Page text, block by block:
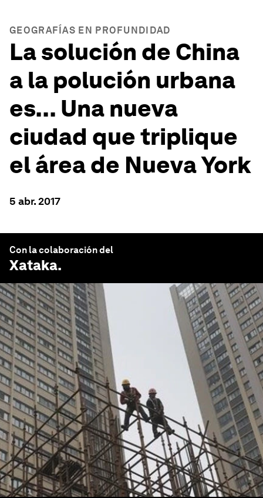
GEOGRAFÍAS EN PROFUNDIDAD
La solución de China
a la polución urbana
es... Una nueva
ciudad que triplique
el área de Nueva York
5 abr. 2017
Con la colaboración del
Xataka.